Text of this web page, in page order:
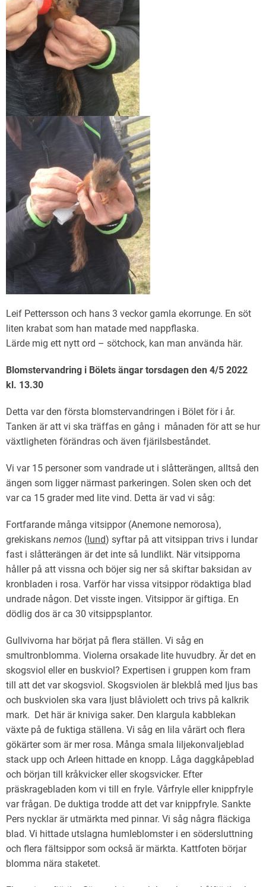
Leif Pettersson och hans 3 veckor gamla ekorrunge. En söt
liten krabat som han matade med nappflaska.
Lärde mig ett nytt ord – sötchock, kan man använda här.
Blomstervandring i Bölets ängar torsdagen den 4/5 2022
kl. 13.30
Detta var den första blomstervandringen i Bölet för i år.
Tanken är att vi ska träffas en gång i månaden för att se hur
växtligheten förändras och även fjärilsbeståndet.
Vi var 15 personer som vandrade ut i slåtterängen, alltså den
ängen som ligger närmast parkeringen. Solen sken och det
var ca 15 grader med lite vind. Detta är vad vi såg:
Fortfarande många vitsippor (Anemone nemorosa),
grekiskans nemos (lund) syftar på att vitsippan trivs i lundar
fast i slåtterängen är det inte så lundlikt. När vitsipporna
håller på att vissna och böjer sig ner så skiftar baksidan av
kronbladen i rosa. Varför har vissa vitsippor rödaktiga blad
undrade någon. Det visste ingen. Vitsippor är giftiga. En
dödlig dos är ca 30 vitsippsplantor.
Gullvivorna har börjat på flera ställen. Vi såg en
smultronblomma. Violerna orsakade lite huvudbry. Är det en
skogsviol eller en buskviol? Expertisen i gruppen kom fram
till att det var skogsviol. Skogsviolen är blekblå med ljus bas
och buskviolen ska vara ljust blåviolett och trivs på kalkrik
mark. Det här är kniviga saker. Den klargula kabblekan
växte på de fuktiga ställena. Vi såg en lila vårärt och flera
gökärter som är mer rosa. Många smala liljekonvaljeblad
stack upp och Arleen hittade en knopp. Låga daggkåpeblad
och början till kråkvicker eller skogsvicker. Efter
präskragebladen kom vi till en fryle. Vårfryle eller knippfryle
var frågan. De duktiga trodde att det var knippfryle. Sankte
Pers nycklar är utmärkta med pinnar. Vi såg några fläckiga
blad. Vi hittade utslagna humleblomster i en södersluttning
och flera fältsippor som också är märkta. Kattfoten börjar
blomma nära staketet.